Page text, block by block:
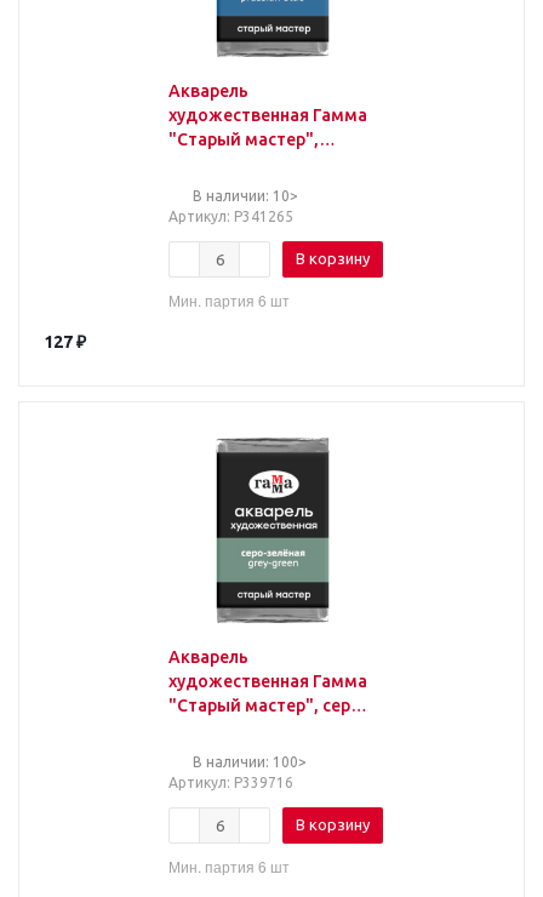
Акварель
художественная Гамма
"Старый мастер",
кювета
В наличии: 10>
Артикул: Р341265
В корзину
Мин. партия 6 шт
127₽
Акварель
художественная Гамма
"Старый мастер", серо-
В наличии: 100>
Артикул: Р339716
В корзину
Мин. партия 6 шт